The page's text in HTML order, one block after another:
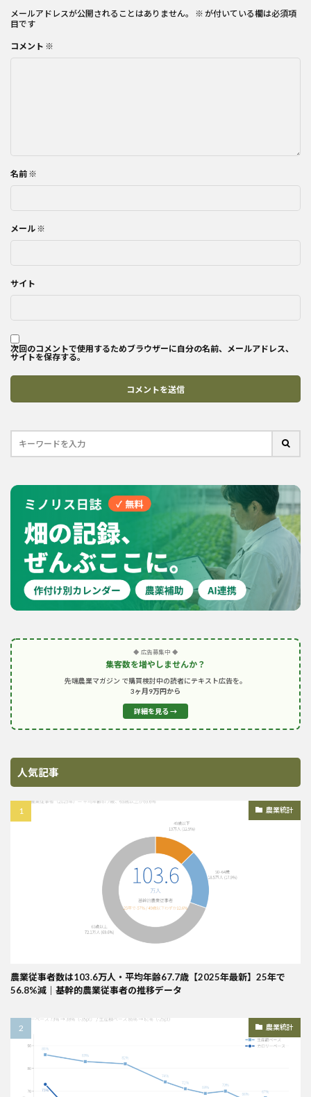
メールアドレスが公開されることはありません。 ※ が付いている欄は必須項
目です
コメント ※
名前 ※
メール ※
サイト
次回のコメントで使用するためブラウザーに自分の名前、メールアドレス、
サイトを保存する。
◆ 広告募集中 ◆
集客数を増やしませんか？
先端農業マガジン で購買検討中の読者にテキスト広告を。
3ヶ月9万円から
詳細を見る →
人気記事
農業統計
農業従事者数は103.6万人・平均年齢67.7歳【2025年最新】25年で
56.8%減｜基幹的農業従事者の推移データ
農業統計